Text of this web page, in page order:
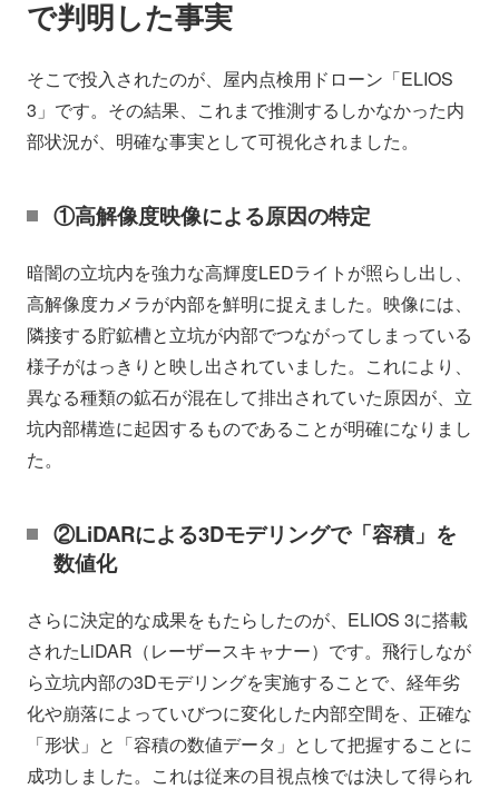
で判明した事実
そこで投入されたのが、屋内点検用ドローン「ELIOS
3」です。その結果、これまで推測するしかなかった内
部状況が、明確な事実として可視化されました。
①高解像度映像による原因の特定
暗闇の立坑内を強力な高輝度LEDライトが照らし出し、
高解像度カメラが内部を鮮明に捉えました。映像には、
隣接する貯鉱槽と立坑が内部でつながってしまっている
様子がはっきりと映し出されていました。これにより、
異なる種類の鉱石が混在して排出されていた原因が、立
坑内部構造に起因するものであることが明確になりまし
た。
②LiDARによる3Dモデリングで「容積」を
数値化
さらに決定的な成果をもたらしたのが、ELIOS 3に搭載
されたLiDAR（レーザースキャナー）です。飛行しなが
ら立坑内部の3Dモデリングを実施することで、経年劣
化や崩落によっていびつに変化した内部空間を、正確な
「形状」と「容積の数値データ」として把握することに
成功しました。これは従来の目視点検では決して得られ